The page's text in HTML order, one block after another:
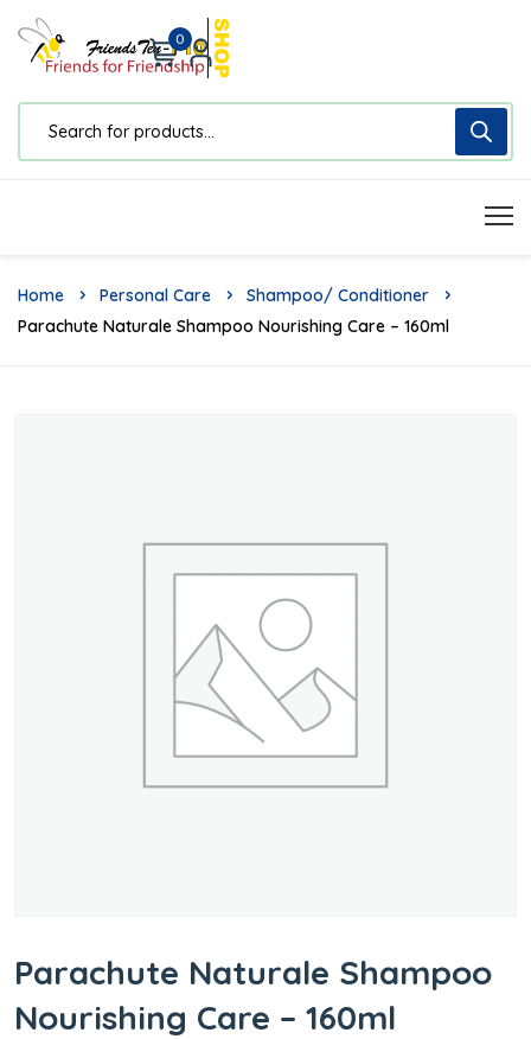
0
Home Personal Care
Shampoo/ Conditioner
Parachute Naturale Shampoo Nourishing Care – 160ml
Parachute Naturale Shampoo
Nourishing Care – 160ml